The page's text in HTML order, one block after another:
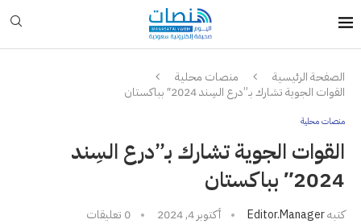
الصفحة الرئيسية
منصات محلية
القوات الجوية تشارك بـ”درع السِند 2024″ بباكستان
منصات محلية
القوات الجوية تشارك بـ”درع السِند
2024″ بباكستان
كتبهEditor.manager أكتوبر 4, 2024 0 تعليقات